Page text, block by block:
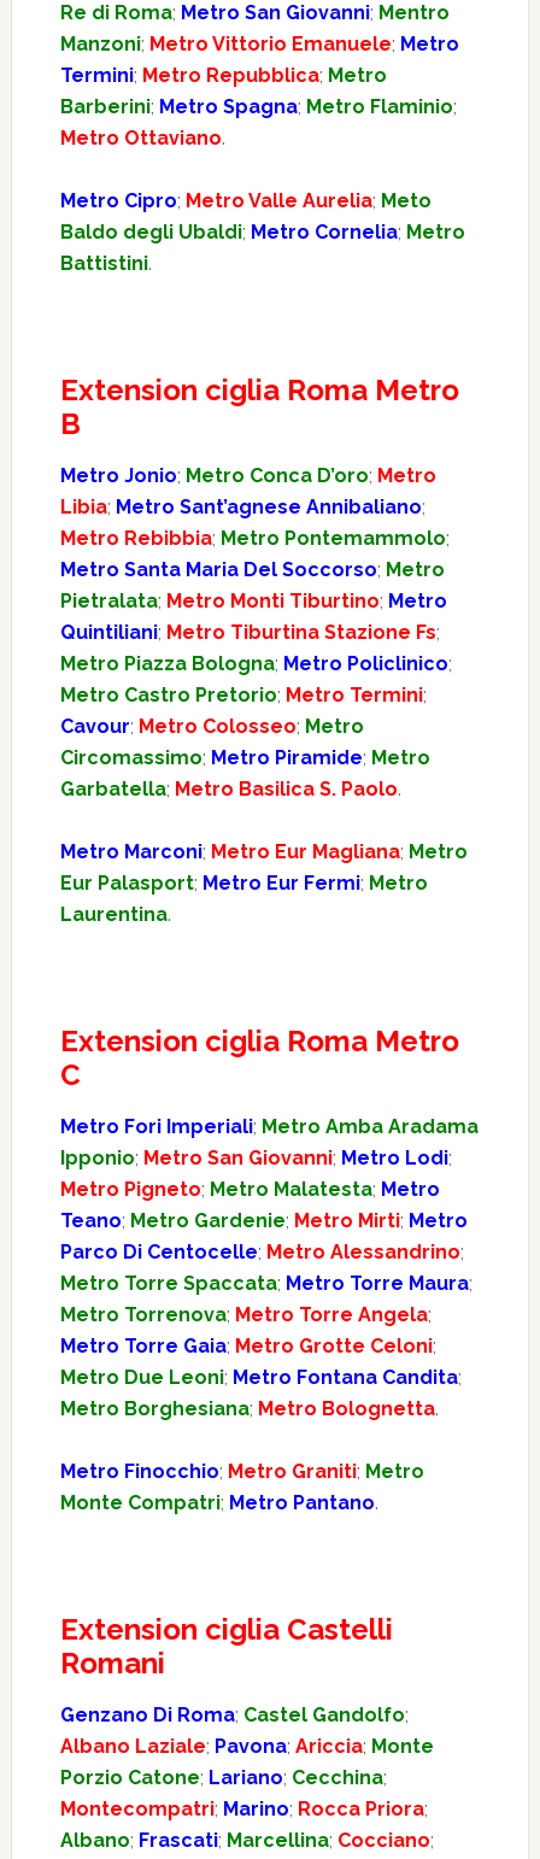
Re di Roma; Metro San Giovanni; Mentro
Manzoni; Metro Vittorio Emanuele; Metro
Termini; Metro Repubblica; Metro
Barberini; Metro Spagna; Metro Flaminio;
Metro Ottaviano.
Metro Cipro; Metro Valle Aurelia; Meto
Baldo degli Ubaldi; Metro Cornelia; Metro
Battistini.
Extension ciglia Roma Metro
B
Metro Jonio; Metro Conca D’oro; Metro
Libia; Metro Sant’agnese Annibaliano;
Metro Rebibbia; Metro Pontemammolo;
Metro Santa Maria Del Soccorso; Metro
Pietralata; Metro Monti Tiburtino; Metro
Quintiliani; Metro Tiburtina Stazione Fs;
Metro Piazza Bologna; Metro Policlinico;
Metro Castro Pretorio; Metro Termini;
Cavour; Metro Colosseo; Metro
Circomassimo; Metro Piramide; Metro
Garbatella; Metro Basilica S. Paolo.
Metro Marconi; Metro Eur Magliana; Metro
Eur Palasport; Metro Eur Fermi; Metro
Laurentina.
Extension ciglia Roma Metro
C
Metro Fori Imperiali; Metro Amba Aradama
Ipponio; Metro San Giovanni; Metro Lodi;
Metro Pigneto; Metro Malatesta; Metro
Teano; Metro Gardenie; Metro Mirti; Metro
Parco Di Centocelle; Metro Alessandrino;
Metro Torre Spaccata; Metro Torre Maura;
Metro Torrenova; Metro Torre Angela;
Metro Torre Gaia; Metro Grotte Celoni;
Metro Due Leoni; Metro Fontana Candita;
Metro Borghesiana; Metro Bolognetta.
Metro Finocchio; Metro Graniti; Metro
Monte Compatri; Metro Pantano.
Extension ciglia Castelli
Romani
Genzano Di Roma; Castel Gandolfo;
Albano Laziale; Pavona; Ariccia; Monte
Porzio Catone; Lariano; Cecchina;
Montecompatri; Marino; Rocca Priora;
Albano; Frascati; Marcellina; Cocciano;